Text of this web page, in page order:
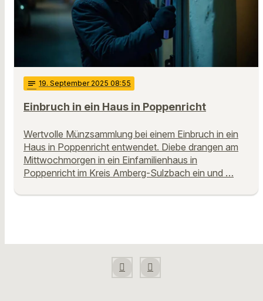
notes 19. September 2025 08:55
Einbruch in ein Haus in Poppenricht
Wertvolle Münzsammlung bei einem Einbruch in ein
Haus in Poppenricht entwendet. Diebe drangen am
Mittwochmorgen in ein Einfamilienhaus in
Poppenricht im Kreis Amberg-Sulzbach ein und …